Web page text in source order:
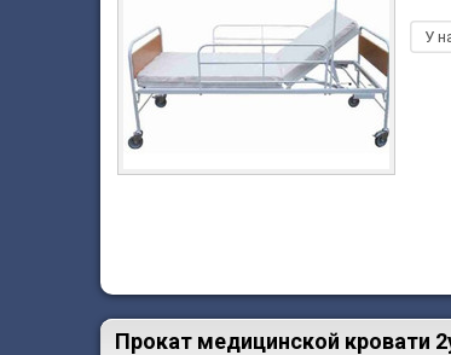
Прокат медицинской кровати